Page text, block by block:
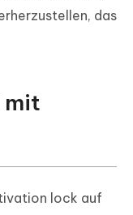
das
mit
lock auf